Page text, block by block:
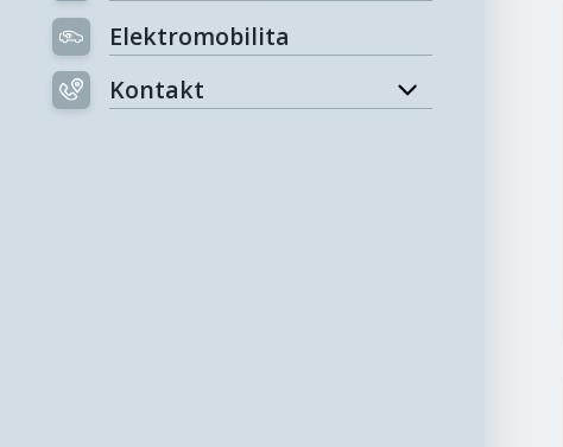
Elektromobilita
Kontakt